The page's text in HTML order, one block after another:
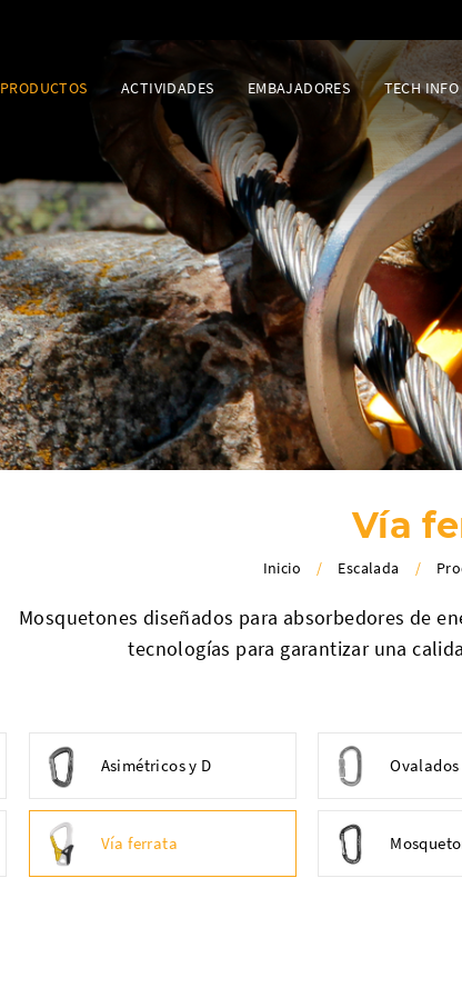
PRODUCTOS ACTIVIDADES EMBAJADORES TECH INFO
Vía
Inicio / Escalada /
Mosquetones diseñados para absorbedores de
tecnologías para garantizar una
Asimétricos y D Ovalados
Vía ferrata